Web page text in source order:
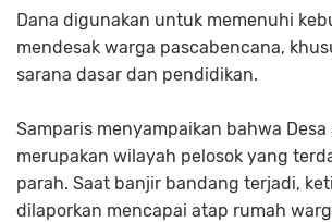
Dana digunakan untuk memenuhi
mendesak warga pascabencana,
sarana dasar dan pendidikan.
Samparis menyampaikan bahwa Desa
merupakan wilayah pelosok yang
parah. Saat banjir bandang terjadi,
dilaporkan mencapai atap rumah